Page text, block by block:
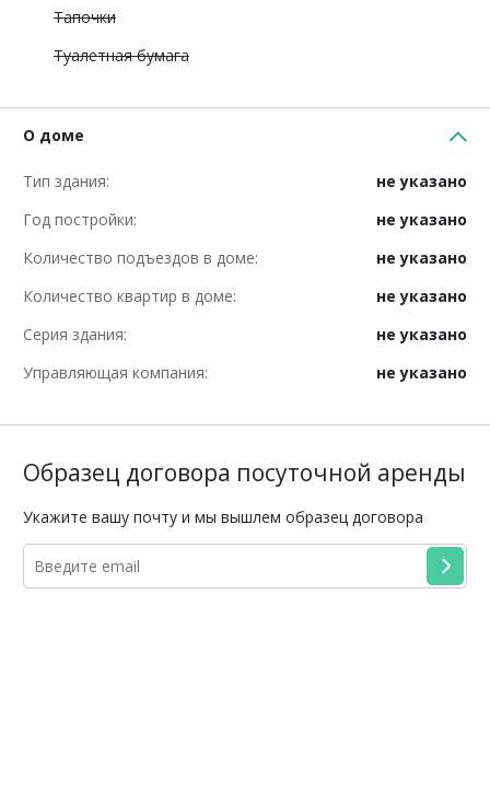
Тапочки
Туалетная бумага
О доме
Тип здания:
не указано
Год постройки:
не указано
Количество подъездов в доме:
не указано
Количество квартир в доме:
не указано
Серия здания:
не указано
Управляющая компания:
не указано
Образец договора посуточной аренды
Укажите вашу почту и мы вышлем образец договора